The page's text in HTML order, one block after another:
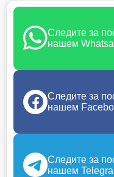
Следите за
нашем
Следите за
нашем
Следите за
нашем